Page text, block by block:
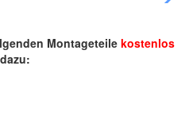
Montageteilekostenlos
dazu: